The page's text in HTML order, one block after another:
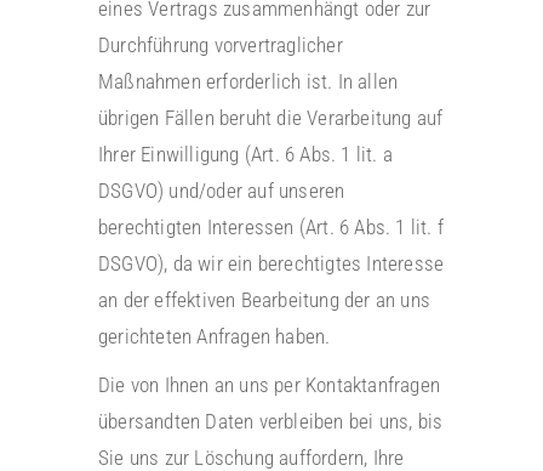
eines Vertrags zusammenhängt oder zur
Durchführung vorvertraglicher
Maßnahmen erforderlich ist. In allen
übrigen Fällen beruht die Verarbeitung auf
Ihrer Einwilligung (Art. 6 Abs. 1 lit. a
DSGVO) und/oder auf unseren
berechtigten Interessen (Art. 6 Abs. 1 lit. f
DSGVO), da wir ein berechtigtes Interesse
an der effektiven Bearbeitung der an uns
gerichteten Anfragen haben.
Die von Ihnen an uns per Kontaktanfragen
übersandten Daten verbleiben bei uns, bis
Sie uns zur Löschung auffordern, Ihre